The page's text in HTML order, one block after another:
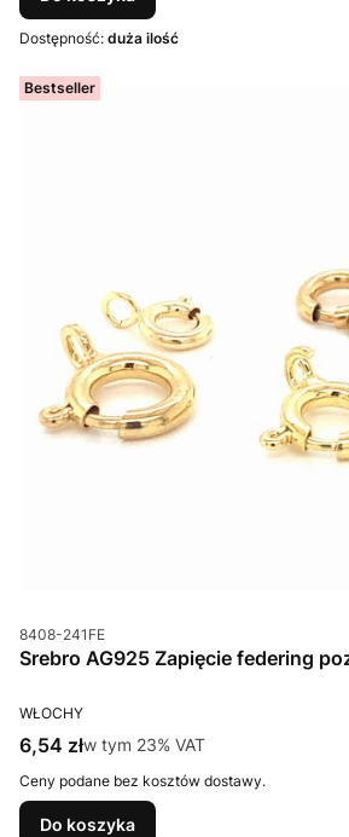
Dostępność: duża ilość
Bestseller
Kod produktu
8408-241FE
Srebro AG925 Zapięcie federing
PRODUCENT
WŁOCHY
Cena brutto
6,54 złw tym %s VAT
w tym 23% VAT
Ceny podane bez kosztów dostawy.
Do koszyka